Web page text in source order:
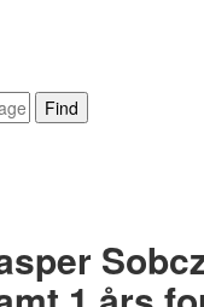
Find